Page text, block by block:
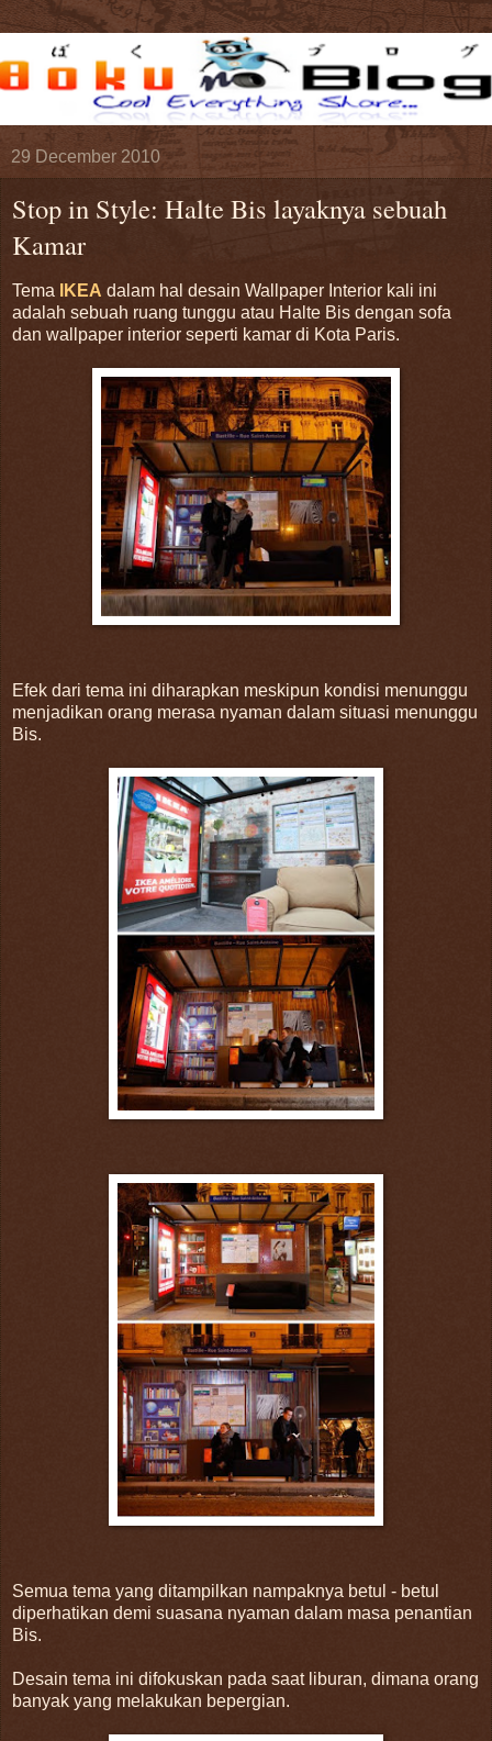
29 December 2010
Stop in Style: Halte Bis layaknya sebuah
Kamar
Tema IKEA dalam hal desain Wallpaper Interior kali ini
adalah sebuah ruang tunggu atau Halte Bis dengan sofa
dan wallpaper interior seperti kamar di Kota Paris.
Efek dari tema ini diharapkan meskipun kondisi menunggu
menjadikan orang merasa nyaman dalam situasi menunggu
Bis.
Semua tema yang ditampilkan nampaknya betul - betul
diperhatikan demi suasana nyaman dalam masa penantian
Bis.
Desain tema ini difokuskan pada saat liburan, dimana orang
banyak yang melakukan bepergian.